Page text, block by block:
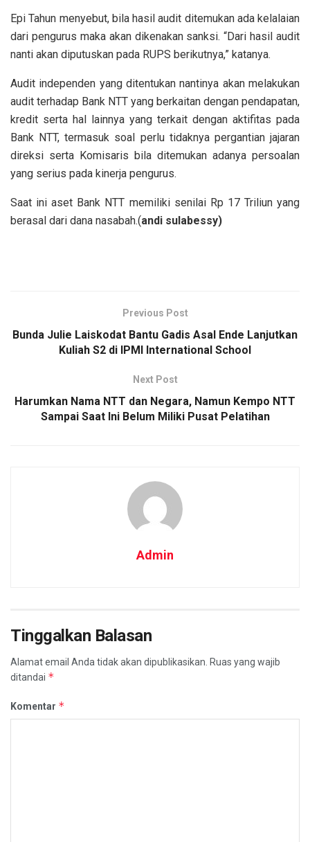
Epi Tahun menyebut, bila hasil audit ditemukan ada kelalaian
dari pengurus maka akan dikenakan sanksi. “Dari hasil audit
nanti akan diputuskan pada RUPS berikutnya,” katanya.
Audit independen yang ditentukan nantinya akan melakukan
audit terhadap Bank NTT yang berkaitan dengan pendapatan,
kredit serta hal lainnya yang terkait dengan aktifitas pada
Bank NTT, termasuk soal perlu tidaknya pergantian jajaran
direksi serta Komisaris bila ditemukan adanya persoalan
yang serius pada kinerja pengurus.
Saat ini aset Bank NTT memiliki senilai Rp 17 Triliun yang
berasal dari dana nasabah.(andi sulabessy)
Previous Post
Bunda Julie Laiskodat Bantu Gadis Asal Ende Lanjutkan
Kuliah S2 di IPMI International School
Next Post
Harumkan Nama NTT dan Negara, Namun Kempo NTT
Sampai Saat Ini Belum Miliki Pusat Pelatihan
Admin
Tinggalkan Balasan
Alamat email Anda tidak akan dipublikasikan. Ruas yang wajib
ditandai *
Komentar *